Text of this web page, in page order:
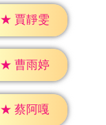
★ 賈靜雯
★ 曹雨婷
★ 蔡阿嘎